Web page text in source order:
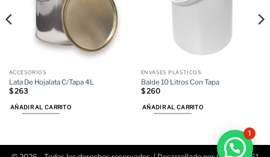
ACCESORIOS
Lata De Hojalata C/Tapa 4L
$263
AÑADIR AL CARRITO
ENVASES PLÁSTICOS
Balde 10 Litros Con Tapa
$260
AÑADIR AL CARRITO
1